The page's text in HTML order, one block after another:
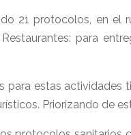
21 protocolos, en el
Restaurantes: para
para estas actividades
Priorizando de